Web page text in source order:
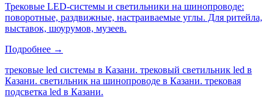
Трековые LED-системы и светильники на шинопроводе:
поворотные, раздвижные, настраиваемые углы. Для ритейла,
выставок, шоурумов, музеев.
Подробнее →
трековые led системы в Казани. трековый светильник led в
Казани. светильник на шинопроводе в Казани. трековая
подсветка led в Казани.